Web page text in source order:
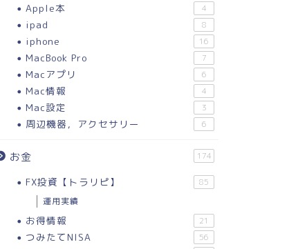
Apple本 4
ipad 8
iphone 16
MacBook Pro 7
Macアプリ 6
Mac情報 4
Mac設定 3
周辺機器，アクセサリー 6
お金 174
FX投資【トラリピ】 85
運用実績
お得情報 21
つみたてNISA 56